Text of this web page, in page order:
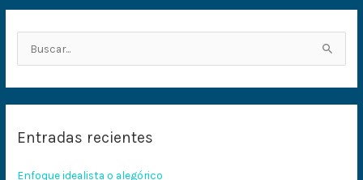
a
Entradas recientes
Enfoque idealista o alegórico